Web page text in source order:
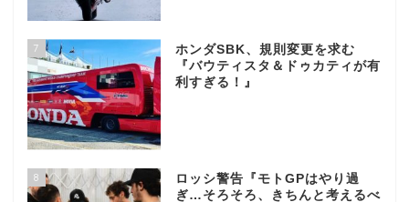
7
ホンダSBK、規則変更を求む
『バウティスタ＆ドゥカティが有
利すぎる！』
8
ロッシ警告『モトGPはやり過
ぎ…そろそろ、きちんと考えるべ